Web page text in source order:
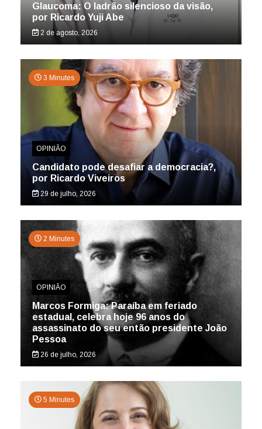
Glaucoma: O ladrão silencioso da visão,
por Ricardo Yuji Abe
2 de agosto, 2026
3 Minutes
OPINIÃO
Candidato pode desafiar a democracia?,
por Ricardo Viveiros
29 de julho, 2026
2 Minutes
OPINIÃO
Marcos Formiga: Paraíba em feriado
estadual, celebra hoje 96 anos do
assassinato do seu então presidente João
Pessoa
26 de julho, 2026
5 Minutes